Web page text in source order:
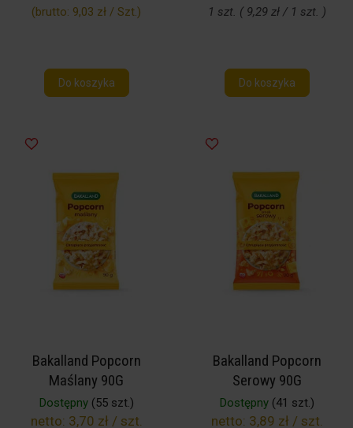
(brutto: 9,03 zł / Szt.)
Do koszyka
1 szt. ( 9,29 zł / 1 szt. )
Do koszyka
Bakalland Popcorn
Maślany 90G
Dostępny(55 szt.)
netto: 3,70 zł / szt.
Bakalland Popcorn
Serowy 90G
Dostępny(41 szt.)
netto: 3,89 zł / szt.